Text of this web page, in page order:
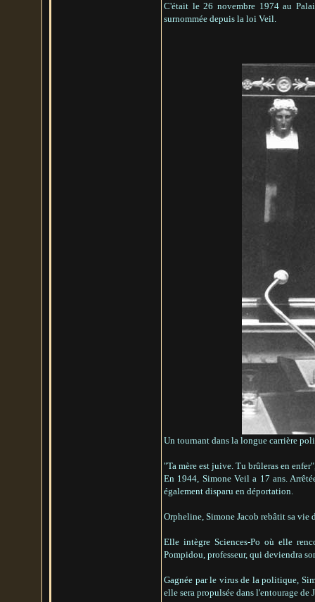
C'était le 26 novembre 1974 au
surnommée depuis la loi Veil.
Un tournant dans la longue carrière
"Ta mère est juive. Tu brûleras en
En 1944, Simone Veil a 17 ans.
également disparu en déportation.
Orpheline, Simone Jacob rebâtit sa vie
Elle intègre Sciences-Po où elle
Pompidou, professeur, qui deviendra
Gagnée par le virus de la politique,
elle sera propulsée dans l'entourage de